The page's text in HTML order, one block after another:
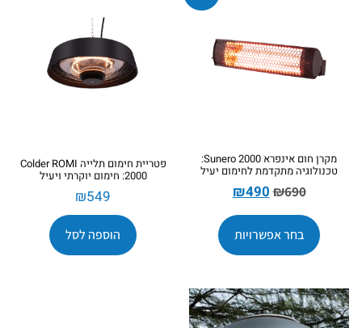
מקרן חום אינפרא Sunero 2000:
טכנולוגיה מתקדמת לחימום יעיל
₪690
₪490
בחר אפשרויות
פטריית חימום תלייה Colder ROMI
2000: חימום יוקרתי ויעיל
₪549
הוספה לסל